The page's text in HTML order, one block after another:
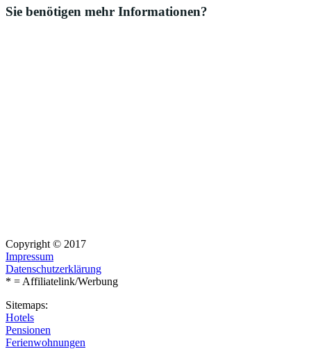
Sie benötigen mehr Informationen?
Copyright © 2017
Impressum
Datenschutzerklärung
* = Affiliatelink/Werbung
Sitemaps:
Hotels
Pensionen
Ferienwohnungen